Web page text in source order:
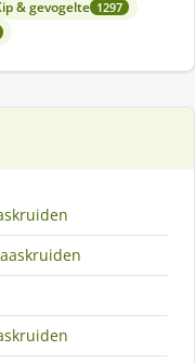
& gevogelte 1297